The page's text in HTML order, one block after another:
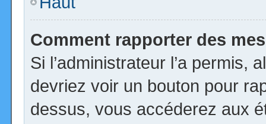
Comment rapporter des
Si l’administrateur l’a permis,
devriez voir un bouton pour
dessus, vous accéderez aux